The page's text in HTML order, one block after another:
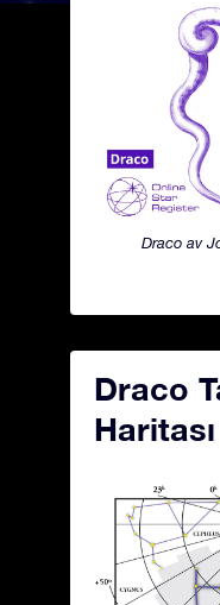
Draco av
Draco
Haritası